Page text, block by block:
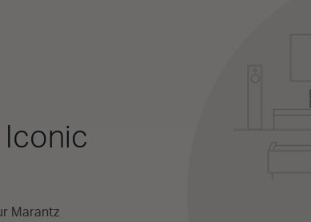
Iconic
Marantz